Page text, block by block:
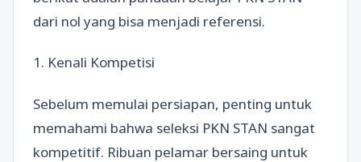
dari nol yang bisa menjadi referensi.
1. Kenali Kompetisi
Sebelum memulai persiapan, penting untuk
memahami bahwa seleksi PKN STAN sangat
kompetitif. Ribuan pelamar bersaing untuk